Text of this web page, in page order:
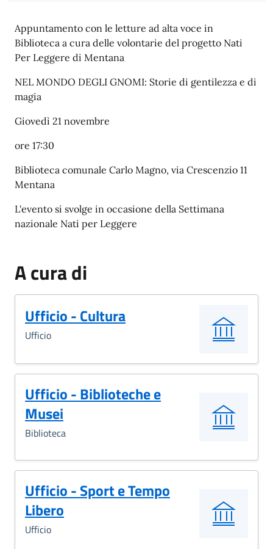
Descrizione
Appuntamento con le letture ad alta voce in
Biblioteca a cura delle volontarie del progetto Nati
Per Leggere di Mentana
NEL MONDO DEGLI GNOMI: Storie di gentilezza e di
magia
Giovedì 21 novembre
ore 17:30
Biblioteca comunale Carlo Magno, via Crescenzio 11
Mentana
L'evento si svolge in occasione della Settimana
nazionale Nati per Leggere
A cura di
Ufficio - Cultura
Ufficio
Ufficio - Biblioteche e
Musei
Biblioteca
Ufficio - Sport e Tempo
Libero
Ufficio